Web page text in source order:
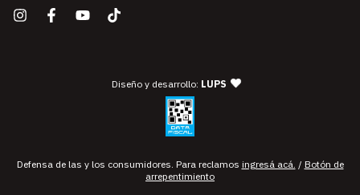
Diseño y desarrollo: LUPS — agencia de diseño y
Defensa de las y los consumidores. Para reclamos ingresá acá. / Botón de
arrepentimiento